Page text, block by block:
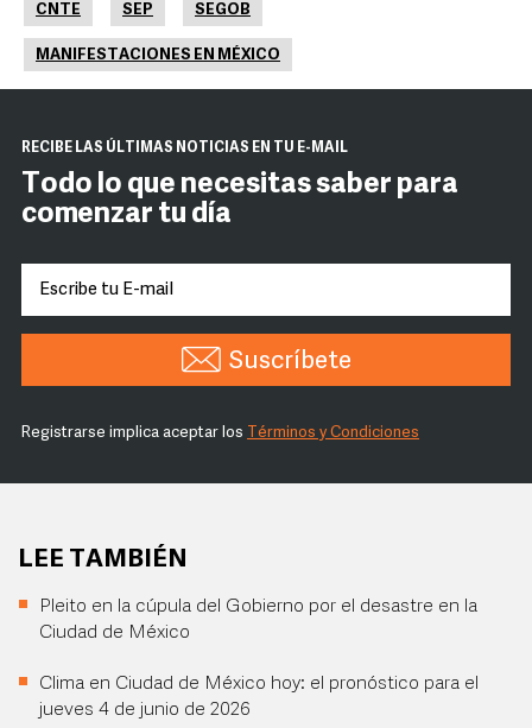
CNTE SEP SEGOB
MANIFESTACIONES EN MÉXICO
RECIBE LAS ÚLTIMAS NOTICIAS EN TU E-MAIL
Todo lo que necesitas saber para
comenzar tu día
Suscríbete
Registrarse implica aceptar los Términos y Condiciones
LEE TAMBIÉN
Pleito en la cúpula del Gobierno por el desastre en la
Ciudad de México
Clima en Ciudad de México hoy: el pronóstico para el
jueves 4 de junio de 2026